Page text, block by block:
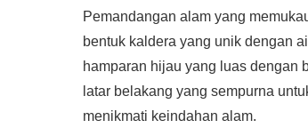
Pemandangan alam yang
bentuk kaldera yang unik dengan
hamparan hijau yang luas dengan
latar belakang yang sempurna
menikmati keindahan alam.